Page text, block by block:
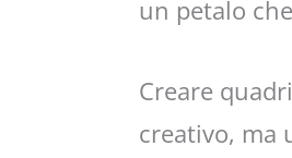
un petalo
Creare
creativo, ma